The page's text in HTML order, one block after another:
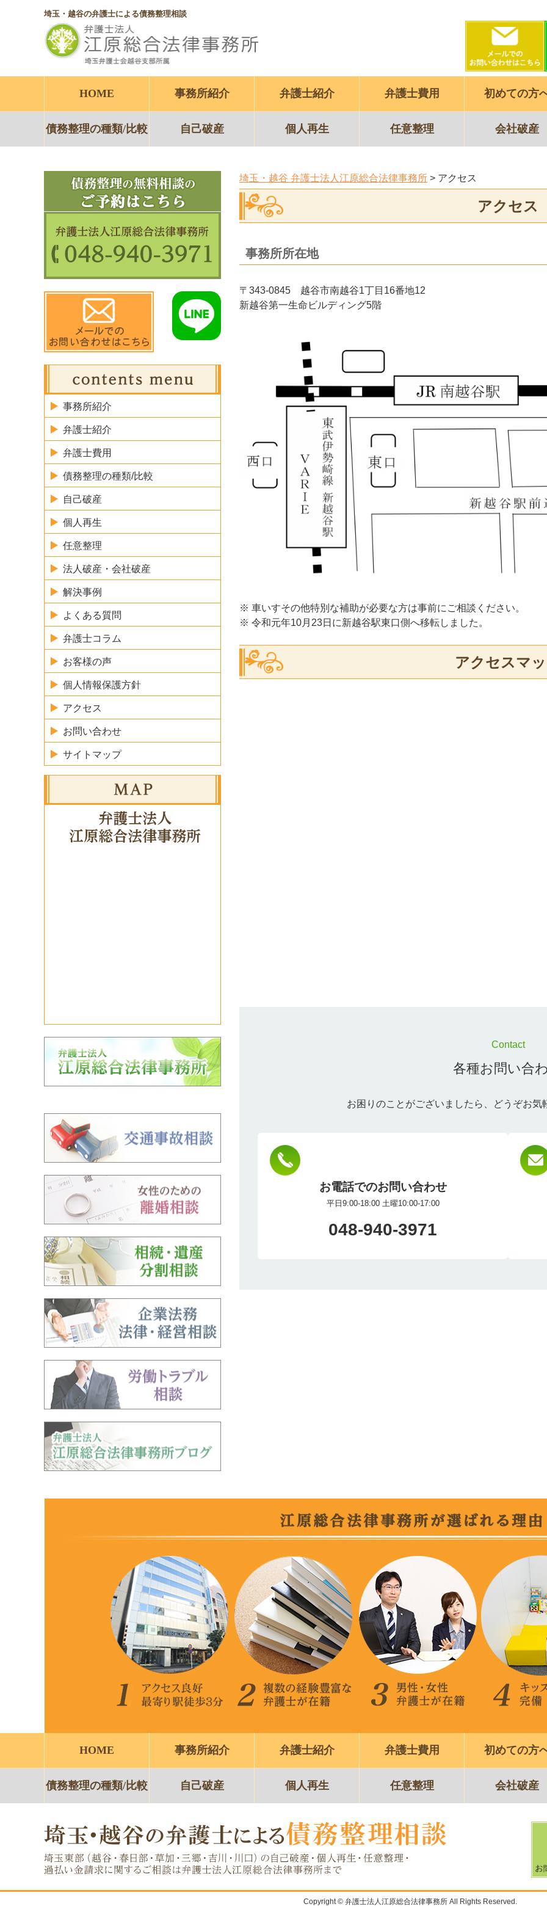
埼玉・越谷の弁護士による債務整理相談
HOME 事務所紹介 弁護士紹介 弁護士費用 初めての方
債務整理の種類/比較 自己破産 個人再生 任意整理 会社破産
埼玉・越谷 弁護士法人江原総合法律事務所 > アクセス
アクセス
事務所所在地
〒343-0845 越谷市南越谷1丁目16番地12
新越谷第一生命ビルディング5階
※ 車いすその他特別な補助が必要な方は事前にご相談ください。
※ 令和元年10月23日に新越谷駅東口側へ移転しました。
アクセスマ
Contact
各種お問い合
お困りのことがございましたら、 どうぞお気
お電話でのお問い合わせ
平日9:00-18:00 土曜10:00-17:00
048-940-3971
事務所紹介
弁護士紹介
弁護士費用
債務整理の種類/比較
自己破産
個人再生
任意整理
法人破産・会社破産
解決事例
よくある質問
弁護士コラム
お客様の声
個人情報保護方針
アクセス
お問い合わせ
サイトマップ
HOME 事務所紹介 弁護士紹介 弁護士費用 初めての方
債務整理の種類/比較 自己破産 個人再生 任意整理 会社破産
Copyright © 弁護士法人江原総合法律事務所 All Rights Reserved.